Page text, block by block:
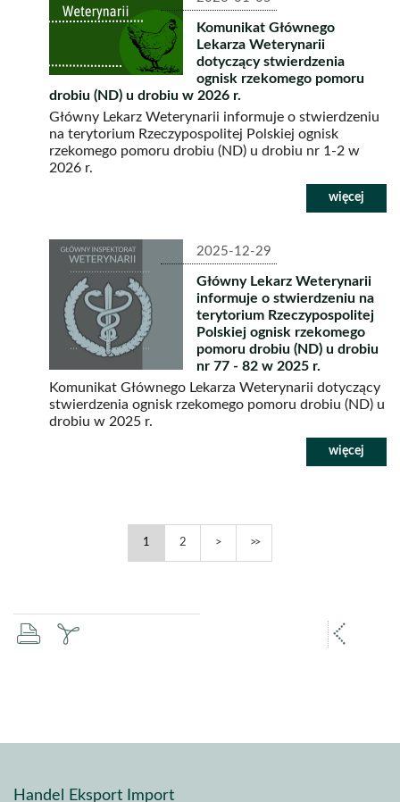
Komunikat Głównego
Lekarza Weterynarii
dotyczący stwierdzenia
ognisk rzekomego pomoru
drobiu (ND) u drobiu w 2026 r.
Główny Lekarz Weterynarii informuje o stwierdzeniu
na terytorium Rzeczypospolitej Polskiej ognisk
rzekomego pomoru drobiu (ND) u drobiu nr 1-2 w
2026 r.
2025-12-29
Główny Lekarz Weterynarii
informuje o stwierdzeniu na
terytorium Rzeczypospolitej
Polskiej ognisk rzekomego
pomoru drobiu (ND) u drobiu
nr 77 - 82 w 2025 r.
Komunikat Głównego Lekarza Weterynarii dotyczący
stwierdzenia ognisk rzekomego pomoru drobiu (ND) u
drobiu w 2025 r.
Rzekomy
pomór
1
Rzekomy
pomór
2 NastępnaOstatnia
drukujzapisz
Handel Eksport Import